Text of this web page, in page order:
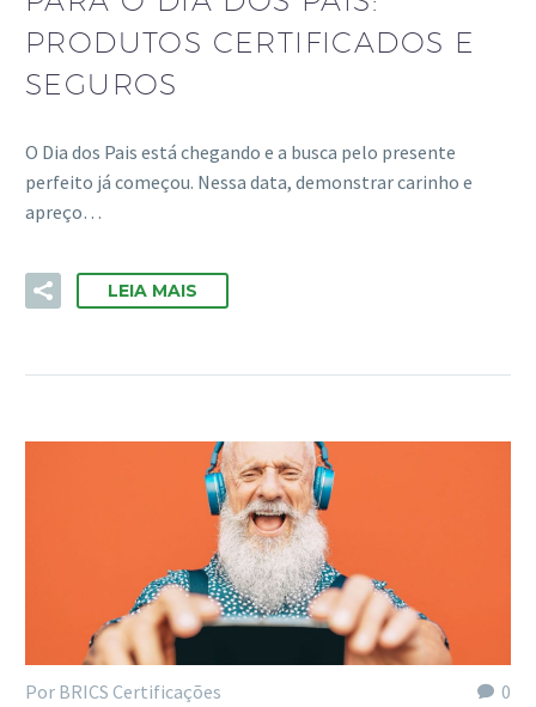
PRODUTOS CERTIFICADOS E
SEGUROS
O Dia dos Pais está chegando e a busca pelo presente
perfeito já começou. Nessa data, demonstrar carinho e
apreço…
LEIA MAIS
0
Por BRICS Certificações